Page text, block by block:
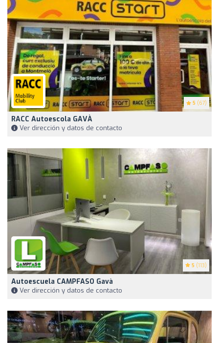
5 (67)
RACC Autoescola GAVÀ
Ver dirección y datos de contacto
5 (113)
Autoescuela CAMPFASO Gavà
Ver dirección y datos de contacto